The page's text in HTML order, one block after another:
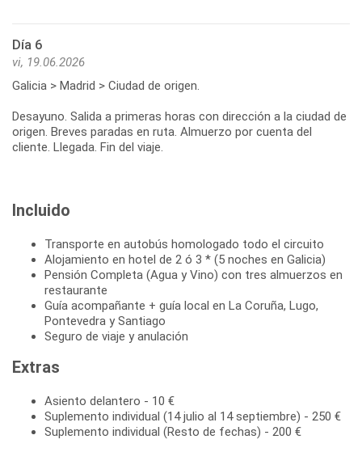
Día 6
vi, 19.06.2026
Galicia > Madrid > Ciudad de origen.
Desayuno. Salida a primeras horas con dirección a la ciudad de
origen. Breves paradas en ruta. Almuerzo por cuenta del
Incluido
Transporte en autobús homologado todo el circuito
Alojamiento en hotel de 2 ó 3 * (5 noches en Galicia)
Pensión Completa (Agua y Vino) con tres almuerzos en
restaurante
Guía acompañante + guía local en La Coruña, Lugo,
Pontevedra y Santiago
Seguro de viaje y anulación
Extras
Asiento delantero - 10 €
Suplemento individual (14 julio al 14 septiembre) - 250 €
Suplemento individual (Resto de fechas) - 200 €